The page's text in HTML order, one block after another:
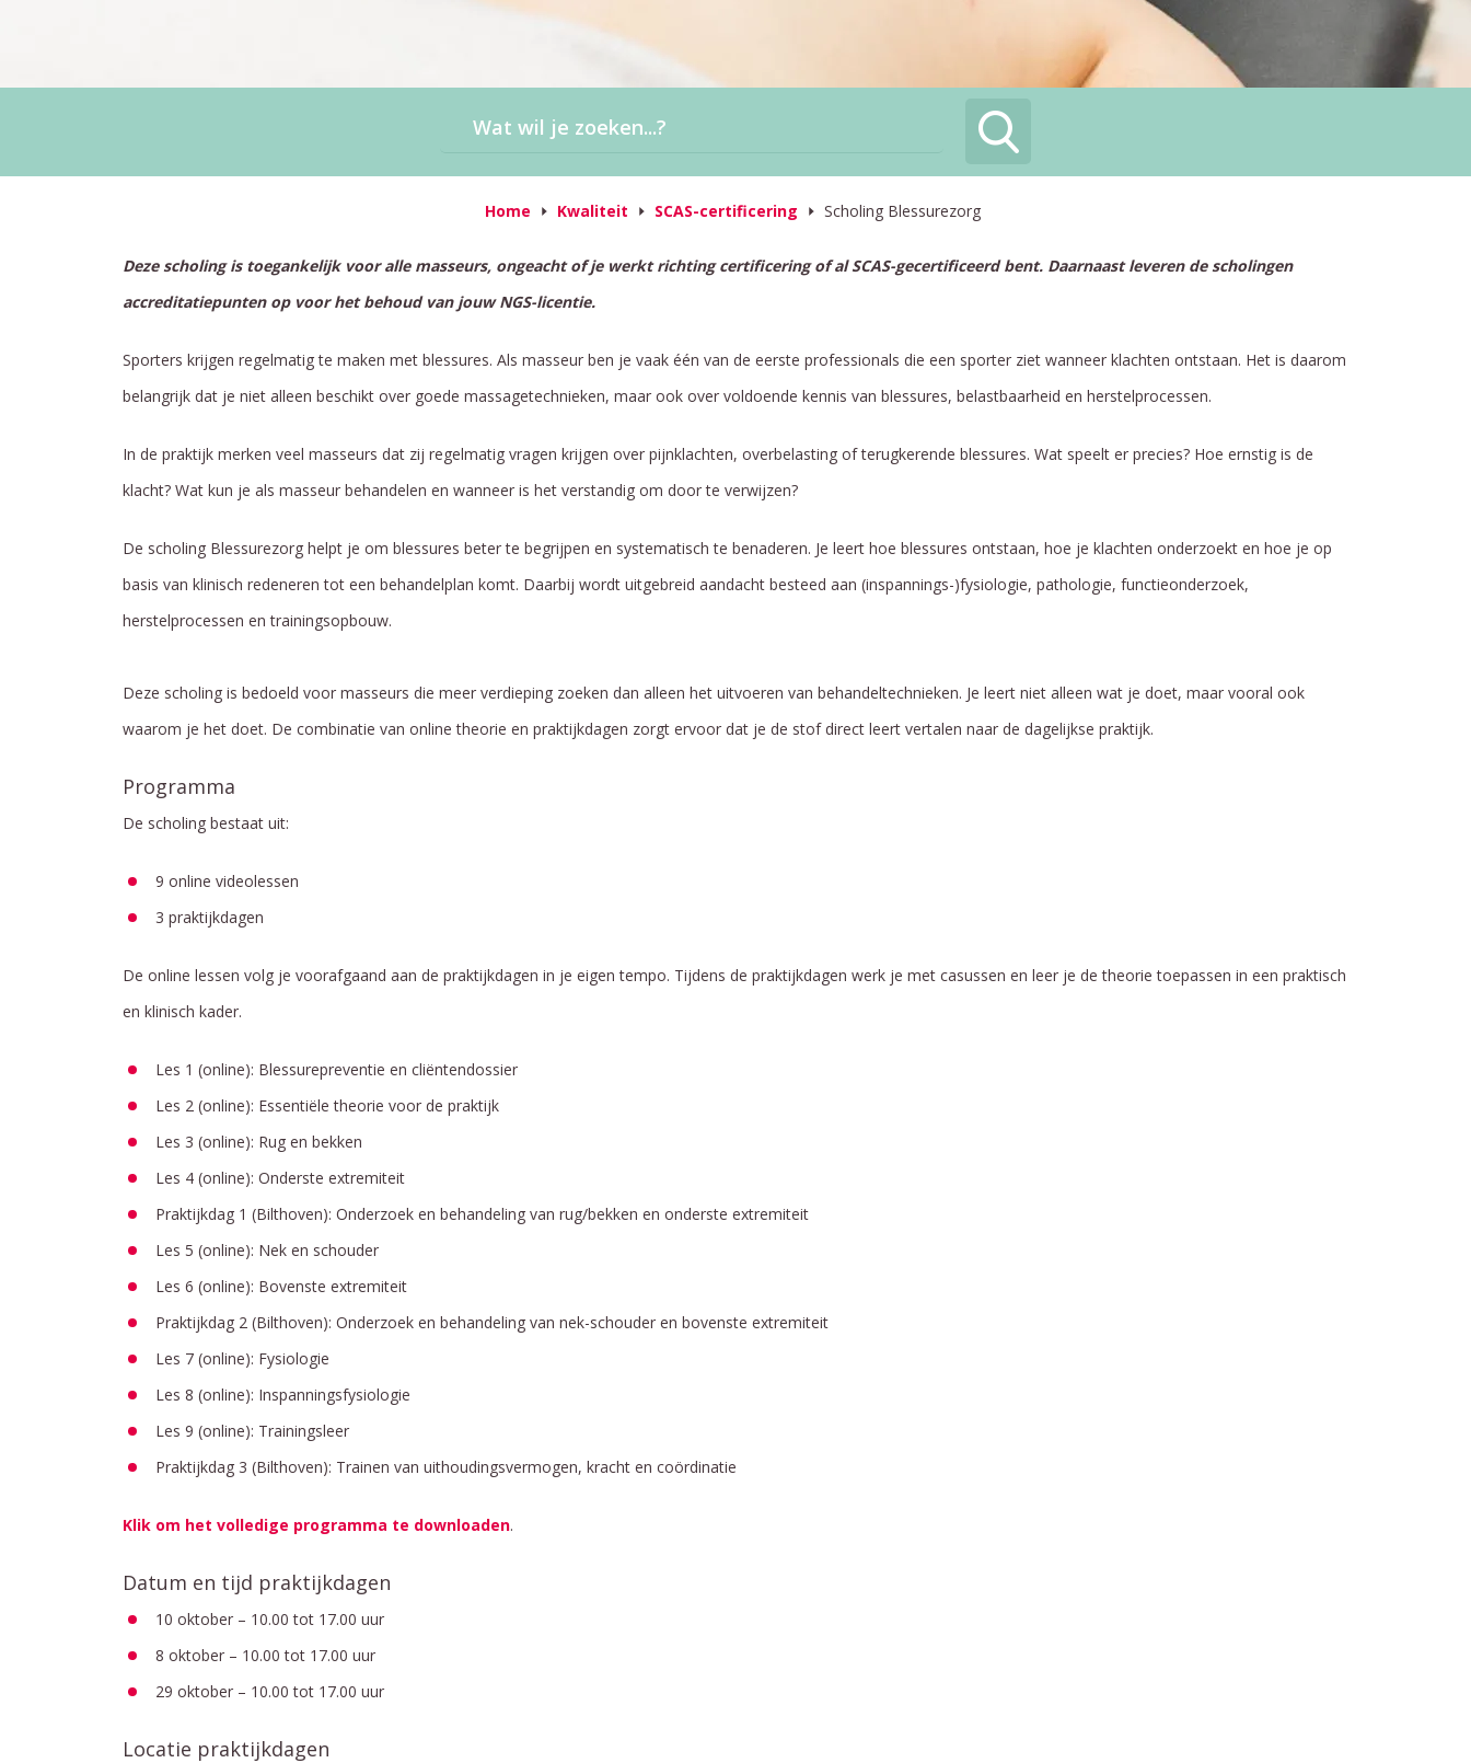
Home Kwaliteit SCAS-certificering Scholing Blessurezorg
Deze scholing is toegankelijk voor alle masseurs, ongeacht of je werkt richting certificering of al SCAS-gecertificeerd bent. Daarnaast leveren de scholingen
accreditatiepunten op voor het behoud van jouw NGS-licentie.
Sporters krijgen regelmatig te maken met blessures. Als masseur ben je vaak één van de eerste professionals die een sporter ziet wanneer klachten ontstaan. Het is daarom
belangrijk dat je niet alleen beschikt over goede massagetechnieken, maar ook over voldoende kennis van blessures, belastbaarheid en herstelprocessen.
In de praktijk merken veel masseurs dat zij regelmatig vragen krijgen over pijnklachten, overbelasting of terugkerende blessures. Wat speelt er precies? Hoe ernstig is de
klacht? Wat kun je als masseur behandelen en wanneer is het verstandig om door te verwijzen?
De scholing Blessurezorg helpt je om blessures beter te begrijpen en systematisch te benaderen. Je leert hoe blessures ontstaan, hoe je klachten onderzoekt en hoe je op
basis van klinisch redeneren tot een behandelplan komt. Daarbij wordt uitgebreid aandacht besteed aan (inspannings-)fysiologie, pathologie, functieonderzoek,
herstelprocessen en trainingsopbouw.
Deze scholing is bedoeld voor masseurs die meer verdieping zoeken dan alleen het uitvoeren van behandeltechnieken. Je leert niet alleen wat je doet, maar vooral ook
waarom je het doet. De combinatie van online theorie en praktijkdagen zorgt ervoor dat je de stof direct leert vertalen naar de dagelijkse praktijk.
Programma
De scholing bestaat uit:
9 online videolessen
3 praktijkdagen
De online lessen volg je voorafgaand aan de praktijkdagen in je eigen tempo. Tijdens de praktijkdagen werk je met casussen en leer je de theorie toepassen in een praktisch
en klinisch kader.
Les 1 (online): Blessurepreventie en cliëntendossier
Les 2 (online): Essentiële theorie voor de praktijk
Les 3 (online): Rug en bekken
Les 4 (online): Onderste extremiteit
Praktijkdag 1 (Bilthoven): Onderzoek en behandeling van rug/bekken en onderste extremiteit
Les 5 (online): Nek en schouder
Les 6 (online): Bovenste extremiteit
Praktijkdag 2 (Bilthoven): Onderzoek en behandeling van nek-schouder en bovenste extremiteit
Les 7 (online): Fysiologie
Les 8 (online): Inspanningsfysiologie
Les 9 (online): Trainingsleer
Praktijkdag 3 (Bilthoven): Trainen van uithoudingsvermogen, kracht en coördinatie
Klik om het volledige programma te downloaden.
Datum en tijd praktijkdagen
10 oktober – 10.00 tot 17.00 uur
8 oktober – 10.00 tot 17.00 uur
29 oktober – 10.00 tot 17.00 uur
Locatie praktijkdagen